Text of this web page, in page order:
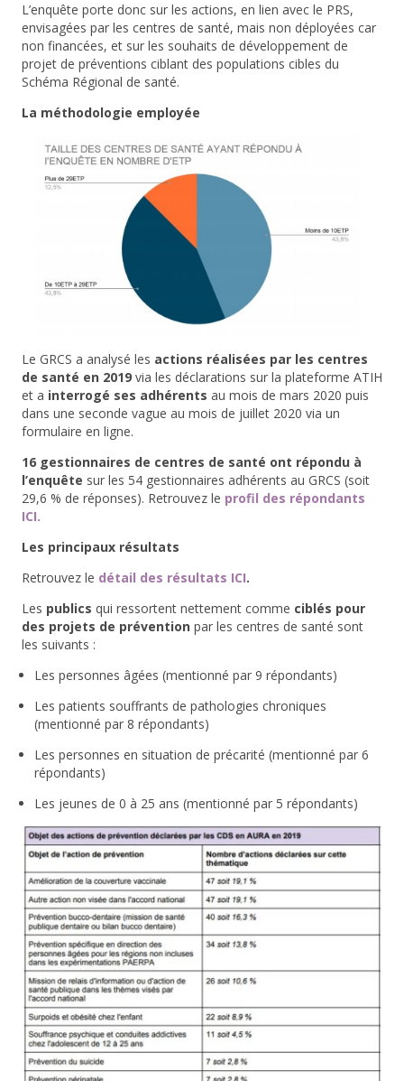
L’enquête porte donc sur les actions, en lien avec le PRS,
envisagées par les centres de santé, mais non déployées car
non financées, et sur les souhaits de développement de
projet de préventions ciblant des populations cibles du
Schéma Régional de santé.
La méthodologie employée
Le GRCS a analysé les actions réalisées par les centres
de santé en 2019via les déclarations sur la plateforme ATIH
et a interrogé ses adhérents au mois de mars 2020 puis
dans une seconde vague au mois de juillet 2020 via un
formulaire en ligne.
16 gestionnaires de centres de santé ont répondu à
l’enquête sur les 54 gestionnaires adhérents au GRCS (soit
29,6 % de réponses). Retrouvez le profil des répondants
ICI.
Les principaux résultats
Retrouvez le détail des résultats ICI.
Les publics qui ressortent nettement comme ciblés pour
des projets de prévention par les centres de santé sont
les suivants :
Les personnes âgées (mentionné par 9 répondants)
Les patients souffrants de pathologies chroniques
(mentionné par 8 répondants)
Les personnes en situation de précarité (mentionné par 6
répondants)
Les jeunes de 0 à 25 ans (mentionné par 5 répondants)